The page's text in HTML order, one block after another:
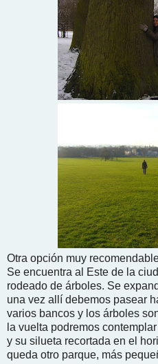
Otra opción muy
Se encuentra al Este de la
rodeado de árboles. Se
una vez allí debemos pasear
varios bancos y los árboles
la vuelta podremos
y su silueta recortada en el
queda otro parque, más